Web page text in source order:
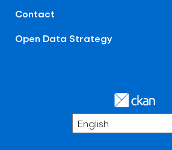
Contact
Open Data Strategy